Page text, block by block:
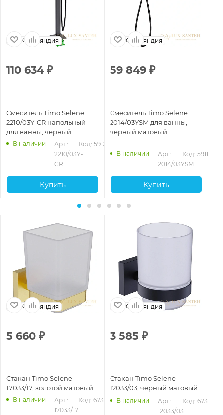
Финляндия
110 634₽
Смеситель Timo Selene
2210/03Y-CR напольный
для ванны, черный
матовый
В наличии
Арт.:
2210/03Y-
CR
Код: 59121
Купить
Финляндия
59 849 ₽
Смеситель Timo Selene
2014/03YSM для ванны,
черный матовый
В наличии
Арт.:
2014/03YSM
Код: 59114
Купить
Финляндия
5 660 ₽
Стакан Timo Selene
17033/17, золотой матовый
В наличии
Арт.:
17033/17
Код: 67316
Финляндия
3 585 ₽
Стакан Timo Selene
12033/03, черный матовый
В наличии
Арт.:
12033/03
Код: 67314